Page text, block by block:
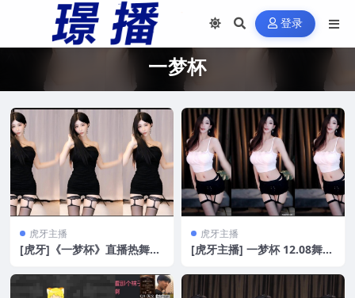
登录
一梦杯
虎牙主播
[虎牙]《一梦杯》直播热舞比
虎牙主播
[虎牙主播] 一梦杯 12.08舞蹈